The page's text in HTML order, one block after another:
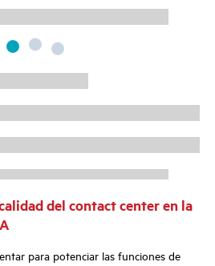
del contact center en la
para potenciar las funciones de